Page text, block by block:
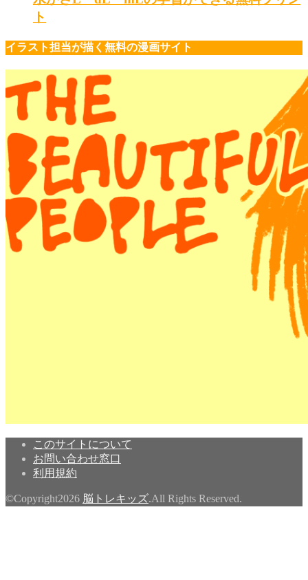
ト
イラスト担当が描く無料の漫画サイト
このサイトについて
お問い合わせ窓口
利用規約
©Copyright2026 脳トレキッズ.All Rights Reserved.